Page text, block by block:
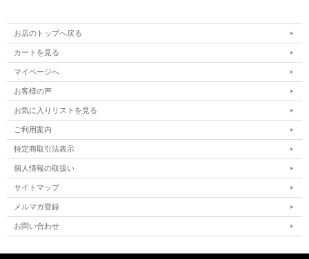
お店のトップへ戻る
カートを見る
マイページへ
お客様の声
お気に入りリストを見る
ご利用案内
特定商取引法表示
個人情報の取扱い
サイトマップ
メルマガ登録
お問い合わせ